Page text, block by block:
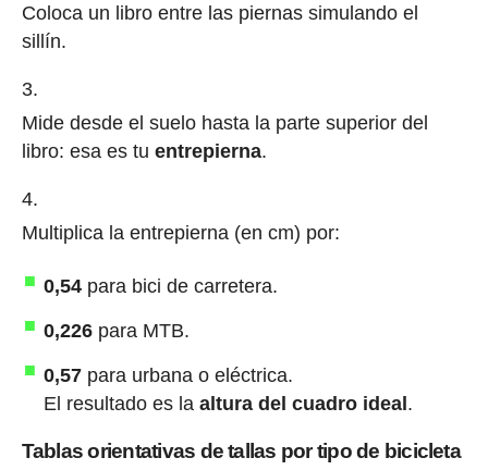
Coloca un libro entre las piernas simulando el
sillín.
Mide desde el suelo hasta la parte superior del
libro: esa es tu entrepierna.
Multiplica la entrepierna (en cm) por:
0,54para bici de carretera.
0,226para MTB.
0,57para urbana o eléctrica.
El resultado es la altura del cuadro ideal.
Tablas orientativas de tallas por tipo de bicicleta